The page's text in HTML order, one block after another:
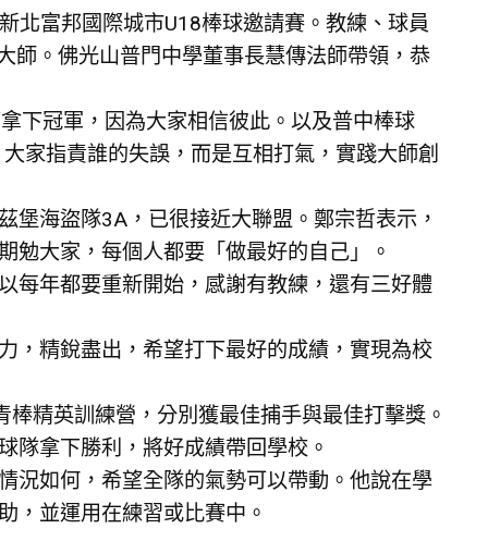
北富邦國際城市U18棒球邀請賽。教練、球員
師。佛光山普門中學董事長慧傳法師帶領，恭
下冠軍，因為大家相信彼此。以及普中棒球
家指責誰的失誤，而是互相打氣，實踐大師創
堡海盜隊3A，已很接近大聯盟。鄭宗哲表示，
勉大家，每個人都要「做最好的自己」。
每年都要重新開始，感謝有教練，還有三好體
，精銳盡出，希望打下最好的成績，實現為校
精英訓練營，分別獲最佳捕手與最佳打擊獎。
隊拿下勝利，將好成績帶回學校。
況如何，希望全隊的氣勢可以帶動。他說在學
，並運用在練習或比賽中。